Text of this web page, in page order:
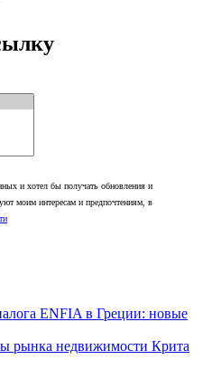
и хотел бы получать обновления и
моим интересам и предпочтениям, в
ENFIA в Греции: новые
рынка недвижимости Крита